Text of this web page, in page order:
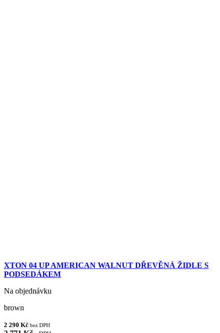
XTON 04 UP AMERICAN WALNUT DŘEVĚNÁ ŽIDLE S
PODSEDÁKEM
Na objednávku
brown
2 290 Kč bez DPH